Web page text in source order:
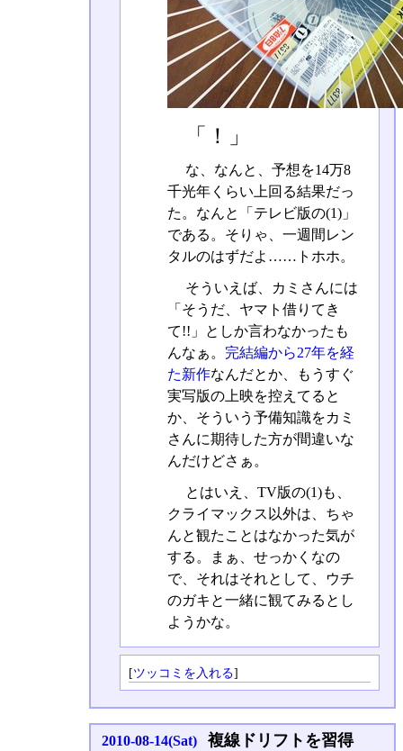
「！」
な、なんと、予想を14万8
千光年くらい上回る結果だっ
た。なんと「テレビ版の(1)」
である。そりゃ、一週間レン
タルのはずだよ……トホホ。
そういえば、カミさんには
「そうだ、ヤマト借りてき
て!!」としか言わなかったも
んなぁ。 完結編から27年を経
た新作なんだとか、もうすぐ
実写版の上映を控えてると
か、そういう予備知識をカミ
さんに期待した方が間違いな
んだけどさぁ。
とはいえ、TV版の(1)も、
クライマックス以外は、ちゃ
んと観たことはなかった気が
する。まぁ、せっかくなの
で、それはそれとして、ウチ
のガキと一緒に観てみるとし
ようかな。
[ツッコミを入れる]
2010-08-14(Sat) 複線ドリフトを習得